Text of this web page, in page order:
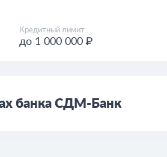
Кредитный лимит
до 1 000 000 ₽
банка СДМ-Банк